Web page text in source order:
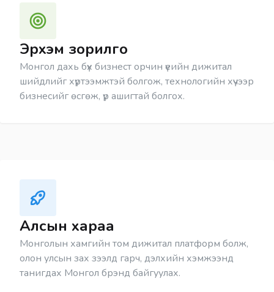
Эрхэм зорилго
Монгол дахь бүх бизнест орчин үеийн дижитал
шийдлийг хүртээмжтэй болгож, технологийн хүчээр
бизнесийг өсгөж, үр ашигтай болгох.
Алсын хараа
Монголын хамгийн том дижитал платформ болж,
олон улсын зах зээлд гарч, дэлхийн хэмжээнд
танигдах Монгол брэнд байгуулах.